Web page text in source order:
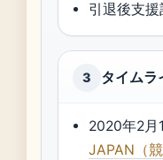
引退後支
3 タイムラ
2020年2
JAPAN（